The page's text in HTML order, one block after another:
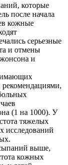
которые
после начала
кожные
серьезные
и отмены
и
(1 на 1000). У
тяжелых
исследований
выше,
кожных